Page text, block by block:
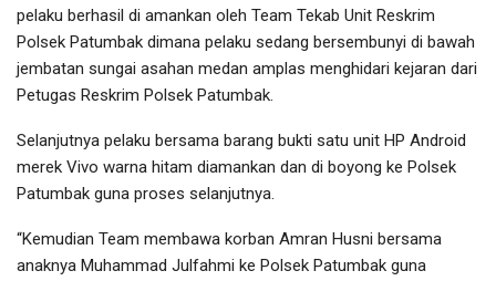
pelaku berhasil di amankan oleh Team Tekab Unit Reskrim
Polsek Patumbak dimana pelaku sedang bersembunyi di bawah
jembatan sungai asahan medan amplas menghidari kejaran dari
Petugas Reskrim Polsek Patumbak.
Selanjutnya pelaku bersama barang bukti satu unit HP Android
merek Vivo warna hitam diamankan dan di boyong ke Polsek
Patumbak guna proses selanjutnya.
“Kemudian Team membawa korban Amran Husni bersama
anaknya Muhammad Julfahmi ke Polsek Patumbak guna